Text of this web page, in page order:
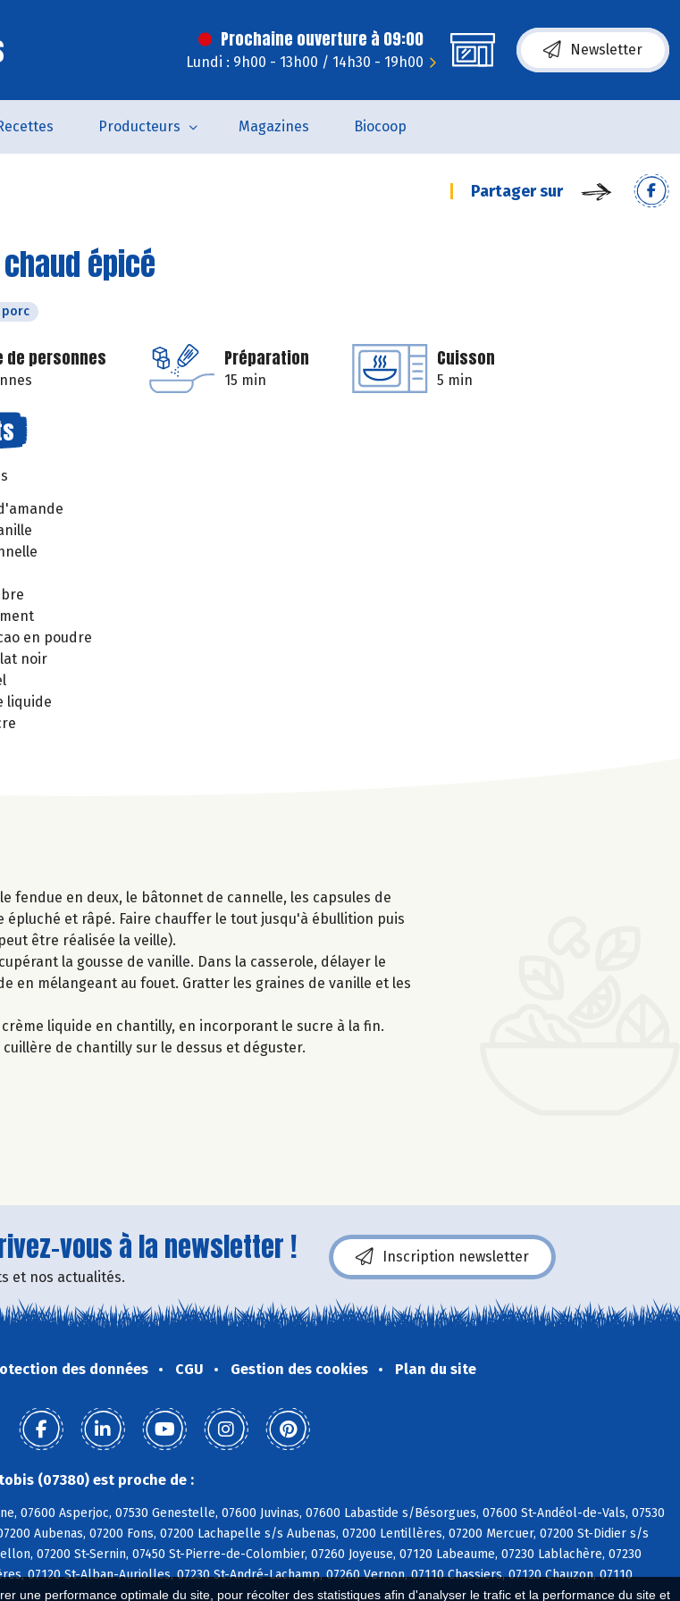
une performance optimale du site, pour récolter des statistiques afin d'analyser le trafic et la performance du site et
Prochaine ouverture à 09:00
Lundi : 9h00 - 13h00 / 14h30 - 19h00
Newsletter
Producteurs Magazines Biocoop
Partager sur
épicé
porc
de personnes Préparation
15 min
Cuisson
5 min
en poudre
noir
liquide
fendue en deux, le bâtonnet de cannelle, les capsules de
épluché et râpé. Faire chauffer le tout jusqu'à ébullition puis
être réalisée la veille).
la gousse de vanille. Dans la casserole, délayer le
en mélangeant au fouet. Gratter les graines de vanille et les
liquide en chantilly, en incorporant le sucre à la fin.
de chantilly sur le dessus et déguster.
vous à la newsletter !
et nos actualités.
Inscription newsletter
des données CGU Gestion des cookies Plan du site
(07380) est proche de :
07600 Asperjoc, 07530 Genestelle, 07600 Juvinas, 07600 Labastide s/Bésorgues, 07600 St-Andéol-de-Vals, 07530
Aubenas, 07200 Fons, 07200 Lachapelle s/s Aubenas, 07200 Lentillères, 07200 Mercuer, 07200 St-Didier s/s
07200 St-Sernin, 07450 St-Pierre-de-Colombier, 07260 Joyeuse, 07120 Labeaume, 07230 Lablachère, 07230
07120 St-Alban-Auriolles, 07230 St-André-Lachamp, 07260 Vernon, 07110 Chassiers, 07120 Chauzon, 07110